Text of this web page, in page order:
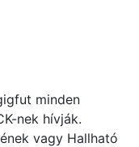
minden
nek hívják.
vagy Hallható